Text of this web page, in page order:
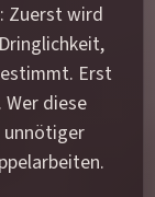
Zuerst wird
Erst
diese
unnötiger